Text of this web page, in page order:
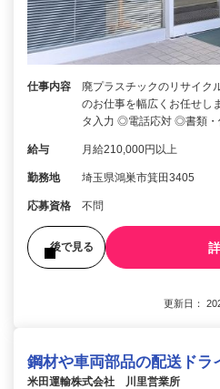
仕事内容
廃プラスチックのリサイク
のお仕事を幅広くお任せ
タ入力 ◎電話応対 ◎書類
給与 月給210,000円以上
勤務地 埼玉県鴻巣市箕田3405
応募資格 不問
後で見る
更新日：
鋼材や車両部品の配送ドラ
米田運輸株式会社 川里営業所